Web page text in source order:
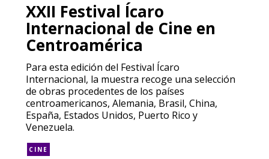
XXII Festival Ícaro
Internacional de Cine en
Centroamérica
Para esta edición del Festival Ícaro
Internacional, la muestra recoge una selección
de obras procedentes de los países
centroamericanos, Alemania, Brasil, China,
España, Estados Unidos, Puerto Rico y
Venezuela.
CINE